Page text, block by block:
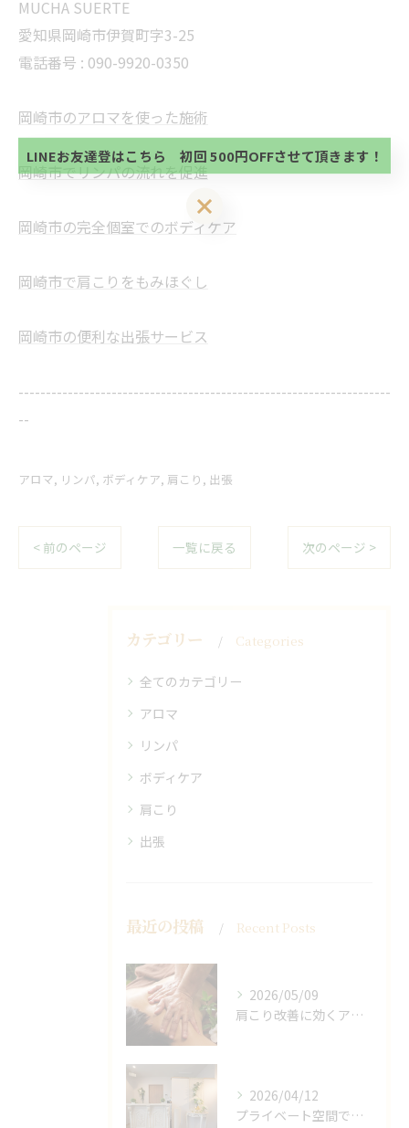
MUCHA SUERTE
愛知県岡崎市伊賀町字3-25
電話番号 : 090-9920-0350
岡崎市のアロマを使った施術
岡崎市でリンパの流れを促進
岡崎市の完全個室でのボディケア
岡崎市で肩こりをもみほぐし
岡崎市の便利な出張サービス
--------------------------------------------------------------------
--
アロマ リンパ ボディケア 肩こり 出張
< 前のページ 一覧に戻る 次のページ >
カテゴリー Categories
全てのカテゴリー
アロマ
リンパ
ボディケア
肩こり
出張
最近の投稿 Recent Posts
2026/05/09
肩こり改善に効くアロマリンパの手技と効果
2026/04/12
プライベート空間で極上アロマリンパケアの効果
当サロンの公式LINE@にお友達登録頂いたお客様は
方、不必要な方 お手数ですが、✖印でお閉じ下さ
い。
LINEお友達登はこちら 初回 500円OFFさせて頂きます！
当サロンの公式LINE@にお友達登録頂いたお客様は
い。
LINEお友達登はこちら 初回 500円OFFさせて頂きます！